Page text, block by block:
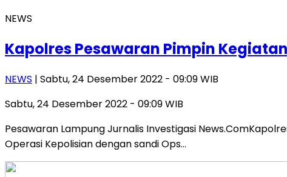
NEWS
Kapolres Pesawaran Pimpin
NEWS | Sabtu, 24 Desember 2022 - 09:09 WIB
Sabtu, 24 Desember 2022 - 09:09 WIB
Pesawaran Lampung Jurnalis Investigasi
Operasi Kepolisian dengan sandi Ops…